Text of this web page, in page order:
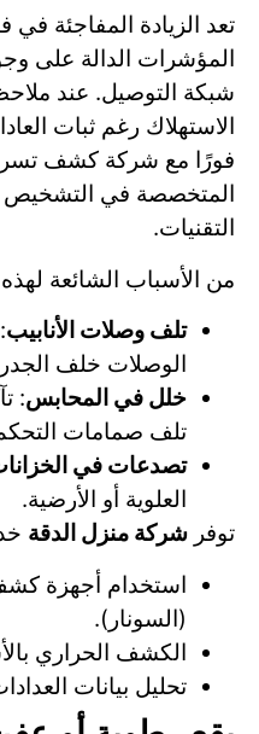
تعد الزيادة المفاجئة في
المؤشرات الدالة على
شبكة التوصيل. عند
الاستهلاك رغم ثبات
فورًا مع شركة كشف
المتخصصة في التشخيص
التقنيات.
من الأسباب الشائعة لهذه
تلف وصلات الأنابيب
الوصلات خلف
خلل في المحابس:
تلف صمامات
تصدعات في
العلوية أو الأرضية.
توفر شركة منزل الدقة
استخدام أجهزة
(السونار).
الكشف الحراري
تحليل بيانات